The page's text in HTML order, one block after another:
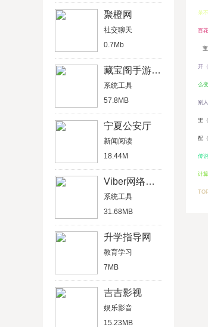
聚橙网
社交聊天
0.7Mb
藏宝阁手游交易平台
系统工具
57.8MB
宁夏公安厅
新闻阅读
18.44M
Viber网络电话
系统工具
31.68MB
升学指导网
教育学习
7MB
吉吉影视
娱乐影音
15.23MB
杀
百
开
么
别
里
配
传
计